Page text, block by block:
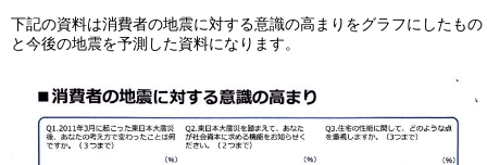
下記の資料は消費者の地震に対する意識の高まりをグラフにしたもの
と今後の地震を予測した資料になります。